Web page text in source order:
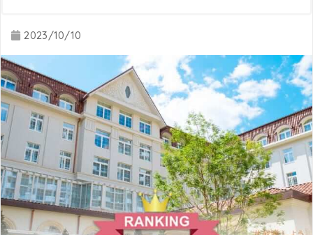
2023/10/10